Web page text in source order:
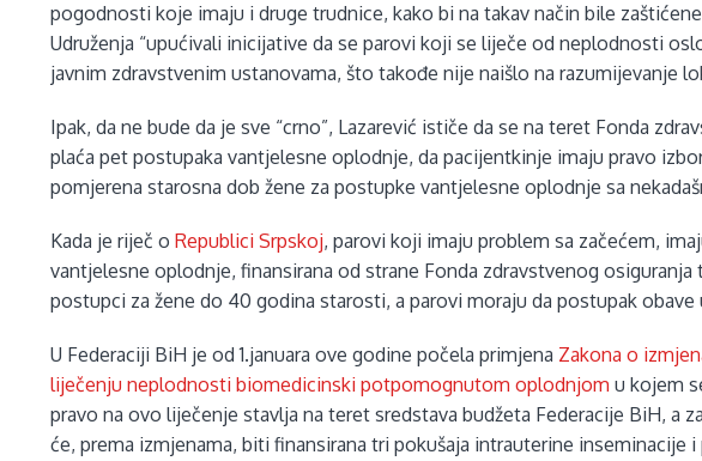
pogodnosti koje imaju i druge trudnice, kako bi na takav način bile
Udruženja “upućivali inicijative da se parovi koji se liječe od neplodnosti
javnim zdravstvenim ustanovama, što takođe nije naišlo na razumijevanje
Ipak, da ne bude da je sve “crno”, Lazarević ističe da se na teret Fonda
plaća pet postupaka vantjelesne oplodnje, da pacijentkinje imaju pravo
pomjerena starosna dob žene za postupke vantjelesne oplodnje sa
Kada je riječ oRepublici Srpskoj, parovi koji imaju problem sa začećem,
vantjelesne oplodnje, finansirana od strane Fonda zdravstvenog
postupci za žene do 40 godina starosti, a parovi moraju da postupak
U Federaciji BiH je od 1.januara ove godine počela primjena Zakona o
liječenju neplodnosti biomedicinski potpomognutom oplodnjom u kojem
pravo na ovo liječenje stavlja na teret sredstava budžeta Federacije BiH, a
će, prema izmjenama, biti finansirana tri pokušaja intrauterine inseminacije